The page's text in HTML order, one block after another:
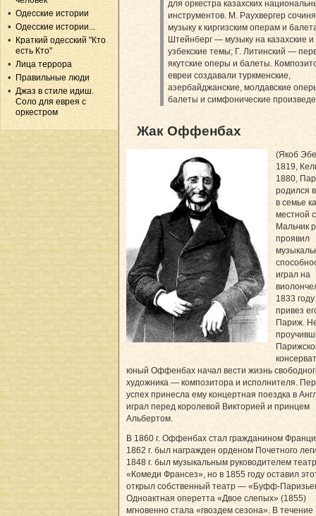
Одесские истории
Одесские истории...
Краткий одесский "Кто
есть Кто"
Лица террора
Правильные люди
Джаз в стиле идиш.
Соло для еврея с
оркестром
для оркестра казахских
инструментов. М. Раухвергер
музыку к киргизским операм и
Штейнберг — музыку на казахские и
узбекские темы; Г. Литинский —
якутские оперы и балеты.
евреи создавали туркменские,
азербайджанские, молдавские
балеты и симфонические
Жак Оффенбах
(Якоб
1819,
1880,
родился
в семье
местной
Мальчик
проявил
играл на
1833
привез
Париж.
юный Оффенбах начал вести жизнь
художника — композитора и исполнителя.
успех принесла ему концертная поездка в
играл перед королевой Викторией и принцем
Альбертом.
В 1860 г. Оффенбах стал гражданином
1862 г. был награжден орденом Почетного
1848 г. был музыкальным руководителем
«Комеди Франсез», но в 1855 году оставил
открыл собственный театр — «Буфф-
Одноактная оперетта «Двое слепых» (1855)
мгновенно стала «гвоздем сезона». В течение